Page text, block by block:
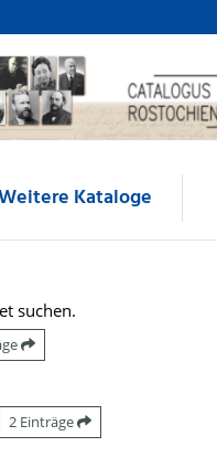
Kataloge
suchen.
2 Einträge